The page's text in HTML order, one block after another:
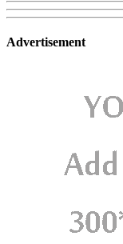
Advertisement